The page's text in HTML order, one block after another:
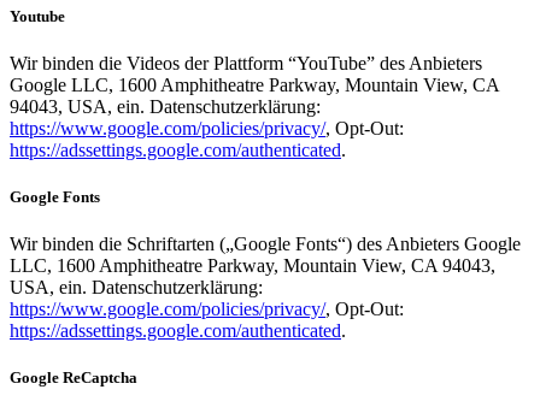
Youtube
Wir binden die Videos der Plattform “YouTube” des Anbieters
Google LLC, 1600 Amphitheatre Parkway, Mountain View, CA
94043, USA, ein. Datenschutzerklärung:
https://www.google.com/policies/privacy/, Opt-Out:
https://adssettings.google.com/authenticated.
Google Fonts
Wir binden die Schriftarten („Google Fonts“) des Anbieters Google
LLC, 1600 Amphitheatre Parkway, Mountain View, CA 94043,
USA, ein. Datenschutzerklärung:
https://www.google.com/policies/privacy/, Opt-Out:
https://adssettings.google.com/authenticated.
Google ReCaptcha